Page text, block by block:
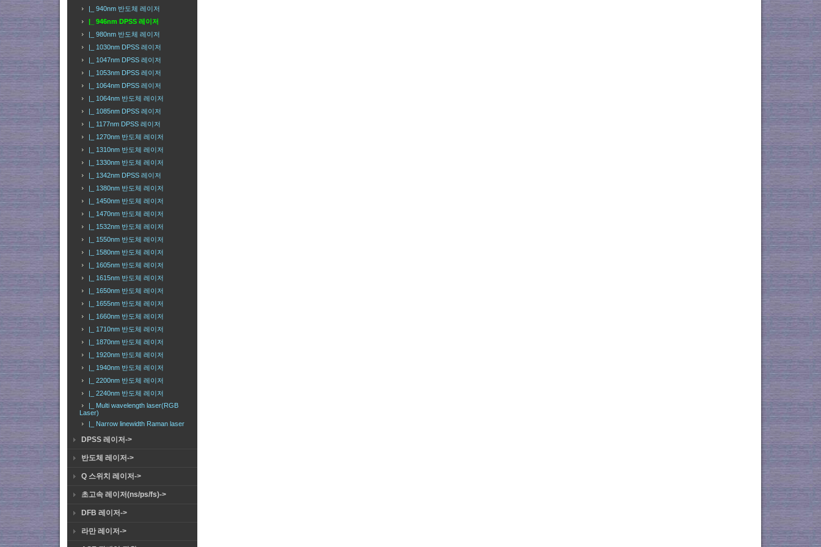
|_ 940nm 반도체 레이저
|_ 946nm DPSS 레이저
|_ 980nm 반도체 레이저
|_ 1030nm DPSS 레이저
|_ 1047nm DPSS 레이저
|_ 1053nm DPSS 레이저
|_ 1064nm DPSS 레이저
|_ 1064nm 반도체 레이저
|_ 1085nm DPSS 레이저
|_ 1177nm DPSS 레이저
|_ 1270nm 반도체 레이저
|_ 1310nm 반도체 레이저
|_ 1330nm 반도체 레이저
|_ 1342nm DPSS 레이저
|_ 1380nm 반도체 레이저
|_ 1450nm 반도체 레이저
|_ 1470nm 반도체 레이저
|_ 1532nm 반도체 레이저
|_ 1550nm 반도체 레이저
|_ 1580nm 반도체 레이저
|_ 1605nm 반도체 레이저
|_ 1615nm 반도체 레이저
|_ 1650nm 반도체 레이저
|_ 1655nm 반도체 레이저
|_ 1660nm 반도체 레이저
|_ 1710nm 반도체 레이저
|_ 1870nm 반도체 레이저
|_ 1920nm 반도체 레이저
|_ 1940nm 반도체 레이저
|_ 2200nm 반도체 레이저
|_ 2240nm 반도체 레이저
|_ Multi wavelength laser(RGB
Laser)
|_ Narrow linewidth Raman laser
DPSS 레이저->
반도체 레이저->
Q 스위치 레이저->
초고속 레이저(ns/ps/fs)->
DFB 레이저->
라만 레이저->